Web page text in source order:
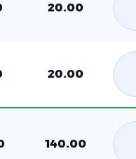
20.00
20.00
140.00